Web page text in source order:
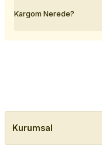
Kargom Nerede?
Kurumsal